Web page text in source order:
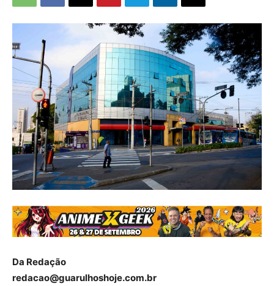
Da Redação
redacao@guarulhoshoje.com.br